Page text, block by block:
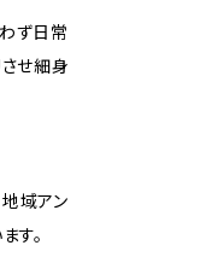
ず日常
せ細身
域アン
す。